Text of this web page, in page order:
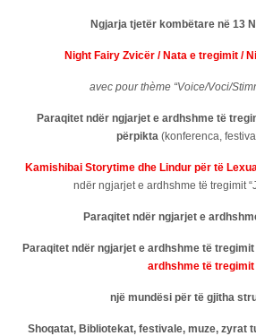
Ngjarja tjetër kombëtare në 13
Night Fairy Zvicër / Nata e tregimit /
avec pour thème “Voice/Voci/
Paraqitet ndër ngjarjet e ardhshme të
përpikta(konferenca,
Kamishibai Storytime dhe Lindur për të
ndër ngjarjet e ardhshme të tregimit
Paraqitet ndër ngjarjet e
Paraqitet ndër ngjarjet e ardhshme të tregimit
ardhshme të tregimit
një mundësi për të gjitha
Shoqatat, Bibliotekat, festivale, muze, zyrat